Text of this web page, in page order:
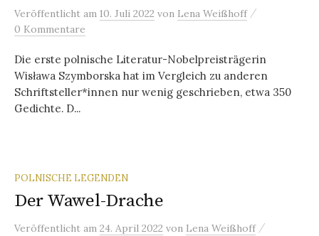
Veröffentlicht am 10. Juli 2022 von Lena Weißhoff /
0 Kommentare
Die erste polnische Literatur-Nobelpreisträgerin
Wisława Szymborska hat im Vergleich zu anderen
Schriftsteller*innen nur wenig geschrieben, etwa 350
Gedichte. D...
POLNISCHE LEGENDEN
Der Wawel-Drache
Veröffentlicht am 24. April 2022 von Lena Weißhoff /